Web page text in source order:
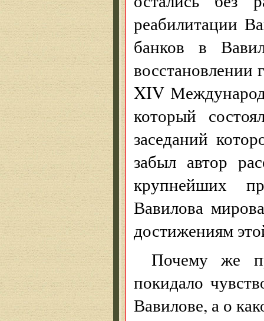
реабилитации
банков в
восстановлении
XIV
который
заседаний
забыл автор
крупнейших
Вавилова
достижениям
Почему же
покидало
Вавилове, а о